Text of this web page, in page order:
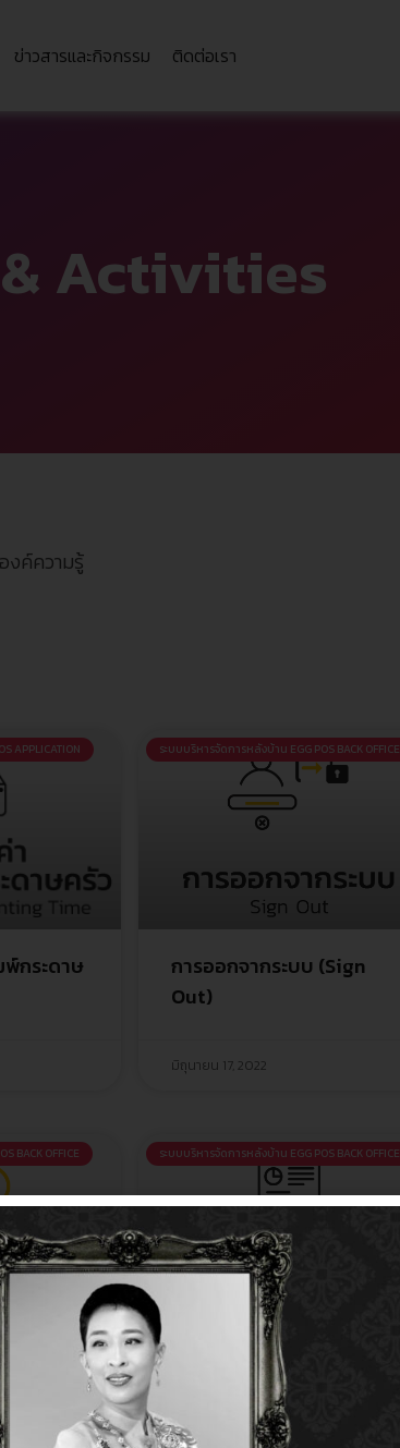
ข่าวสารและกิจกรรม ติดต่อเรา
Activities
องค์ความรู้
APPLICATION
กระดาษ
ระบบบริหารจัดการหลังบ้าน EGG POS BACK OFFICE
การออกจากระบบ (Sign
Out)
มิถุนายน 17, 2022
BACK OFFICE ระบบบริหารจัดการหลังบ้าน EGG POS BACK OFFICE
รายงาน (Report
Management)